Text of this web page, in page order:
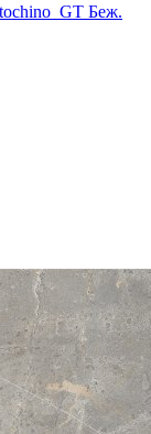
Беж.